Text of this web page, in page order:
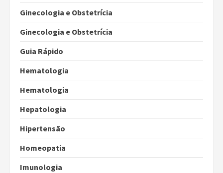
Ginecologia e Obstetrícia
Ginecologia e Obstetrícia
Guia Rápido
Hematologia
Hematologia
Hepatologia
Hipertensão
Homeopatia
Imunologia